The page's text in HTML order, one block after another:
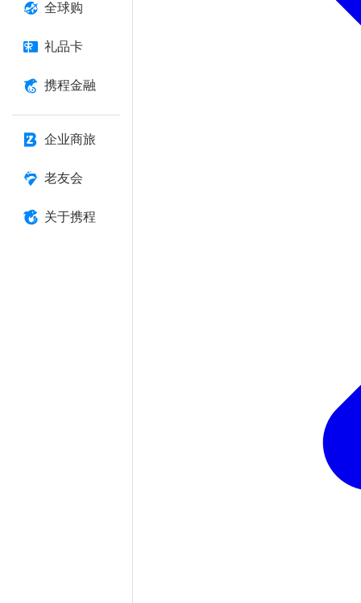
全球购
礼品卡
携程金融
企业商旅
老友会
关于携程